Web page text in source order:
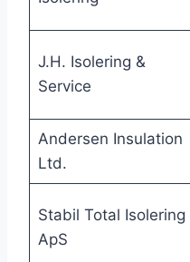
J.H. Isolering &
Service
Andersen Insulation
Ltd.
Stabil Total Isolering
ApS